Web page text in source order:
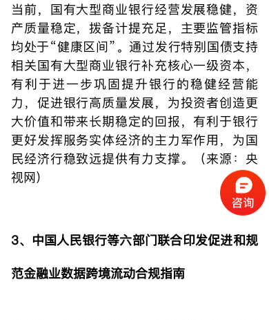
当前，国有大型商业银行经营发展稳健，资
产质量稳定，拨备计提充足，主要监管指标
均处于“健康区间”。通过发行特别国债支持
相关国有大型商业银行补充核心一级资本，
有利于进一步巩固提升银行的稳健经营能
力，促进银行高质量发展，为投资者创造更
大价值和带来长期稳定的回报，有利于银行
更好发挥服务实体经济的主力军作用，为国
民经济行稳致远提供有力支撑。（来源：央
视网）
3、中国人民银行等六部门联合印发促进和规
范金融业数据跨境流动合规指南